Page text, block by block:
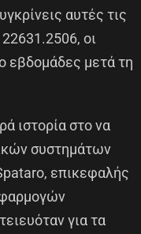
αυτές τις
οι
εβδομάδες μετά τη
ιστορία στο να
συστημάτων
επικεφαλής
για τα